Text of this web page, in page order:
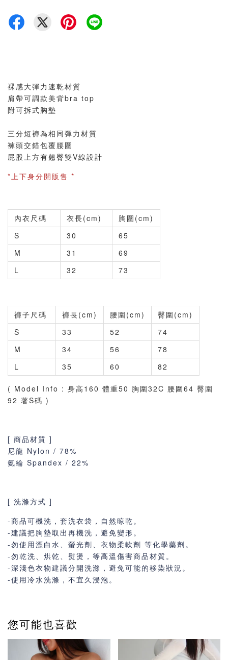
裸感大彈力速乾材質
肩帶可調款美背bra top
附可拆式胸墊
三分短褲為相同彈力材質
褲頭交錯包覆腰圍
屁股上方有翹臀雙V線設計
*上下身分開販售 *
內衣尺碼 衣長(cm)
胸圍(cm)
S
30
65
M
31
69
L
32 73
褲子尺碼 褲長(cm) 腰圍(cm)
臀圍(cm)
S
33 52
74
M
34 56
78
L
35 60 82
( Model Info : 身高160 體重50 胸圍32C 腰圍64 臀圍
92 著S碼 )
[ 商品材質 ]
尼龍 Nylon / 78%
氨綸 Spandex / 22%
[ 洗滌方式 ]
-商品可機洗，套洗衣袋，自然晾乾。
-建議把胸墊取出再機洗，避免變形。
-勿使用漂白水、螢光劑、衣物柔軟劑 等化學藥劑。
-勿乾洗、烘乾、熨燙，等高溫傷害商品材質。
-深淺色衣物建議分開洗滌，避免可能的移染狀況。
-使用冷水洗滌，不宜久浸泡。
您可能也喜歡